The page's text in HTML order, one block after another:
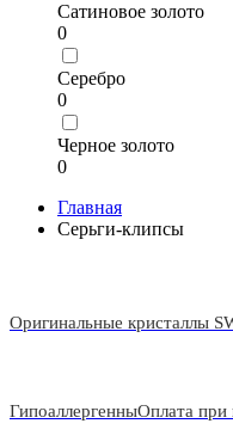
Сатиновое золото
0
Серебро
0
Черное золото
0
Главная
Серьги-клипсы
Оригинальные кристаллы
ГипоаллергенныОплата при